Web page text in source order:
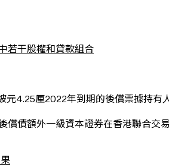
若干股權和貸款組合
元4.25厘2022年到期的後償票據持有
償債額外一級資本證券在香港聯合交